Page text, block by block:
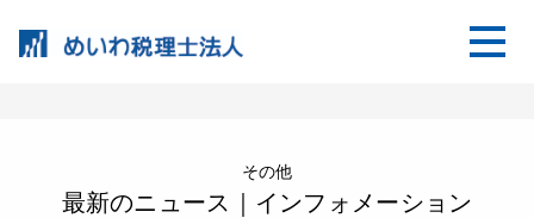
その他
最新のニュース｜インフォメーション